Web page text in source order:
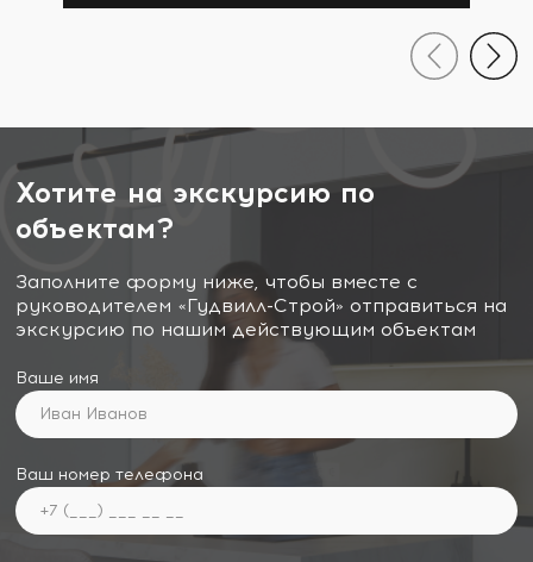
Хотите на экскурсию по
объектам?
Заполните форму ниже, чтобы вместе с
руководителем «Гудвилл-Строй» отправиться на
экскурсию по нашим действующим объектам
Ваше имя
Ваш номер телефона